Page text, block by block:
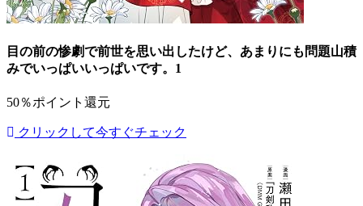
目の前の惨劇で前世を思い出したけど、あまりにも問題山積
みでいっぱいいっぱいです。1
50％ポイント還元
クリックして今すぐチェック